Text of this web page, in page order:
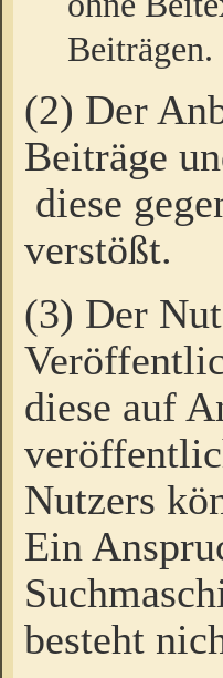
Beiträgen.
(2) Der
Beiträge
diese
verstößt.
(3) Der
diese auf
Nutzers
Ein
besteht